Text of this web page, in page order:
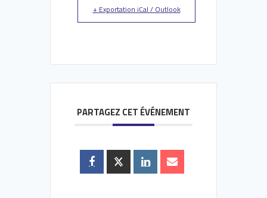
+ Exportation iCal / Outlook
PARTAGEZ CET ÉVÉNEMENT